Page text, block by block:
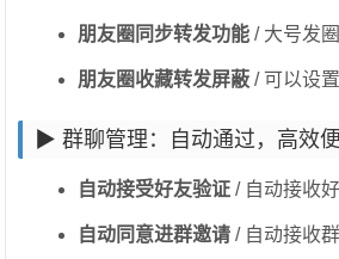
朋友圈同步转发功能 / 大号发
朋友圈收藏转发屏蔽 / 可以设
▶ 群聊管理：自动通过，高效
自动接受好友验证 / 自动接收
自动同意进群邀请 / 自动接收